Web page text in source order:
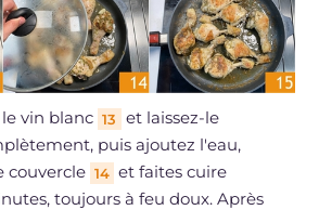
vin blanc 13
et laissez-le
puis ajoutez l'eau,
couvercle 14 et faites cuire
toujours à feu doux. Après